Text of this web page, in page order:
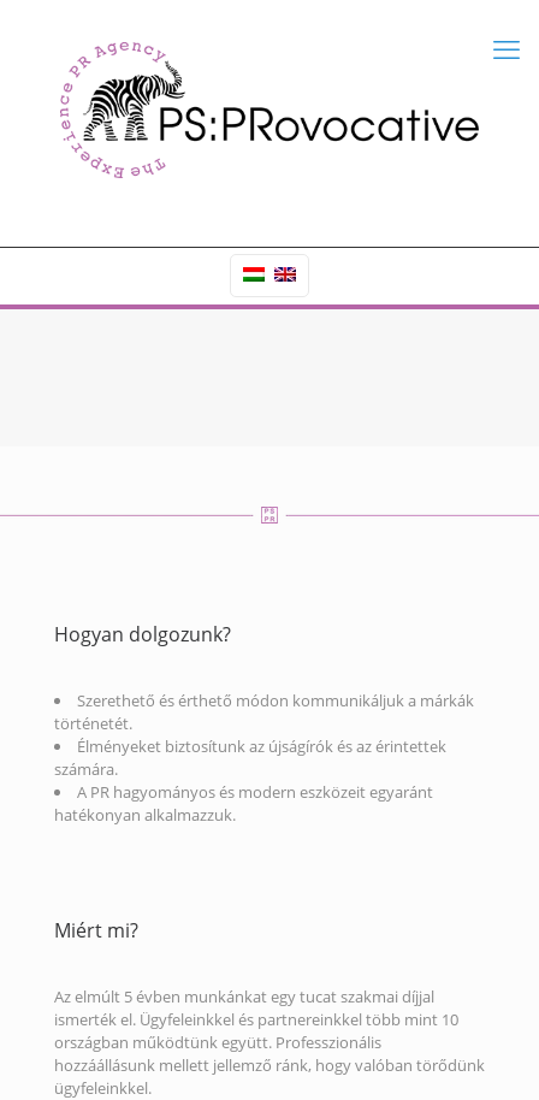
Hogyan dolgozunk?
Szerethető és érthető módon kommunikáljuk a márkák
történetét.
Élményeket biztosítunk az újságírók és az érintettek
számára.
A PR hagyományos és modern eszközeit egyaránt
hatékonyan alkalmazzuk.
Miért mi?
Az elmúlt 5 évben munkánkat egy tucat szakmai díjjal
ismerték el. Ügyfeleinkkel és partnereinkkel több mint 10
országban működtünk együtt. Professzionális
hozzáállásunk mellett jellemző ránk, hogy valóban törődünk
ügyfeleinkkel.